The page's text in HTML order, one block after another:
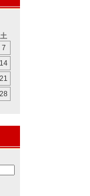
土
7
14
21
28